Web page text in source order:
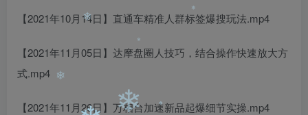
【2021年10月14日】直通车精准人群标签爆搜玩法.mp4
【2021年11月05日】达摩盘圈人技巧，结合操作快速放大方
式.mp4
【2021年11月26日】万相台加速新品起爆细节实操.mp4
❄
❄